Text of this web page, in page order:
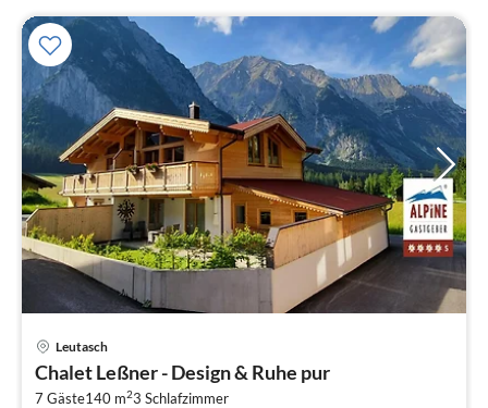
Leutasch
Chalet Leßner - Design & Ruhe pur
7 Gäste140 m23 Schlafzimmer